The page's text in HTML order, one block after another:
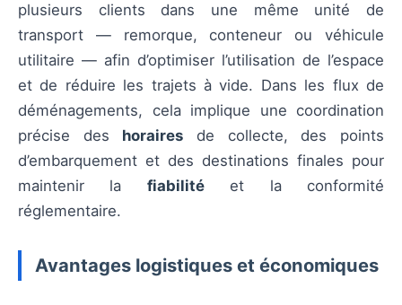
plusieurs clients dans une même unité de
transport — remorque, conteneur ou véhicule
utilitaire — afin d’optimiser l’utilisation de l’espace
et de réduire les trajets à vide. Dans les flux de
déménagements, cela implique une coordination
précise des horaires de collecte, des points
d’embarquement et des destinations finales pour
maintenir la fiabilitéet la conformité
réglementaire.
Avantages logistiques et économiques